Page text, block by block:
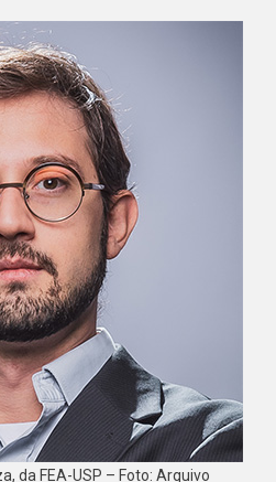
da FEA-USP – Foto: Arquivo